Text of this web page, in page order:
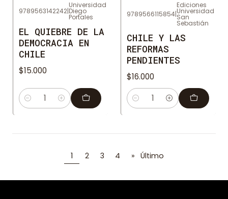
9789563142242|
Universidad
Diego
Portales
EL QUIEBRE DE LA
DEMOCRACIA EN
CHILE
$15.000
Cantidad
9789566115854|
Ediciones
Universidad
San
Sebastián
CHILE Y LAS
REFORMAS
PENDIENTES
$16.000
Cantidad
1 2 3 4 » Último